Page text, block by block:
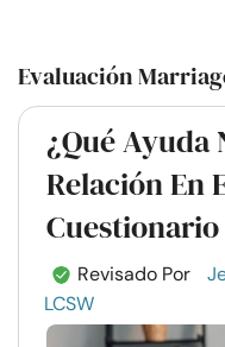
Evaluación
¿Qué Ayuda
Relación En
Cuestionario
Revisado Por
LCSW